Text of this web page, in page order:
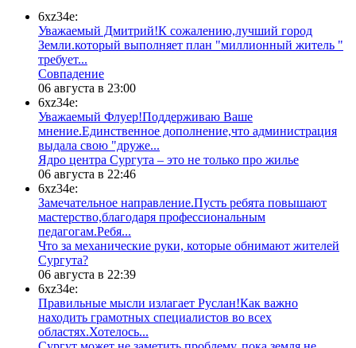
6xz34e:
Уважаемый Дмитрий!К сожалению,лучший город
Земли.который выполняет план "миллионный житель "
требует...
​Совпадение
06 августа в 23:00
6xz34e:
Уважаемый Флуер!Поддерживаю Ваше
мнение.Единственное дополнение,что администрация
выдала свою "друже...
​Ядро центра Сургута ‒ это не только про жилье
06 августа в 22:46
6xz34e:
Замечательное направление.Пусть ребята повышают
мастерство,благодаря профессиональным
педагогам.Ребя...
​Что за механические руки, которые обнимают жителей
Сургута?
06 августа в 22:39
6xz34e:
Правильные мысли излагает Руслан!Как важно
находить грамотных специалистов во всех
областях.Хотелось...